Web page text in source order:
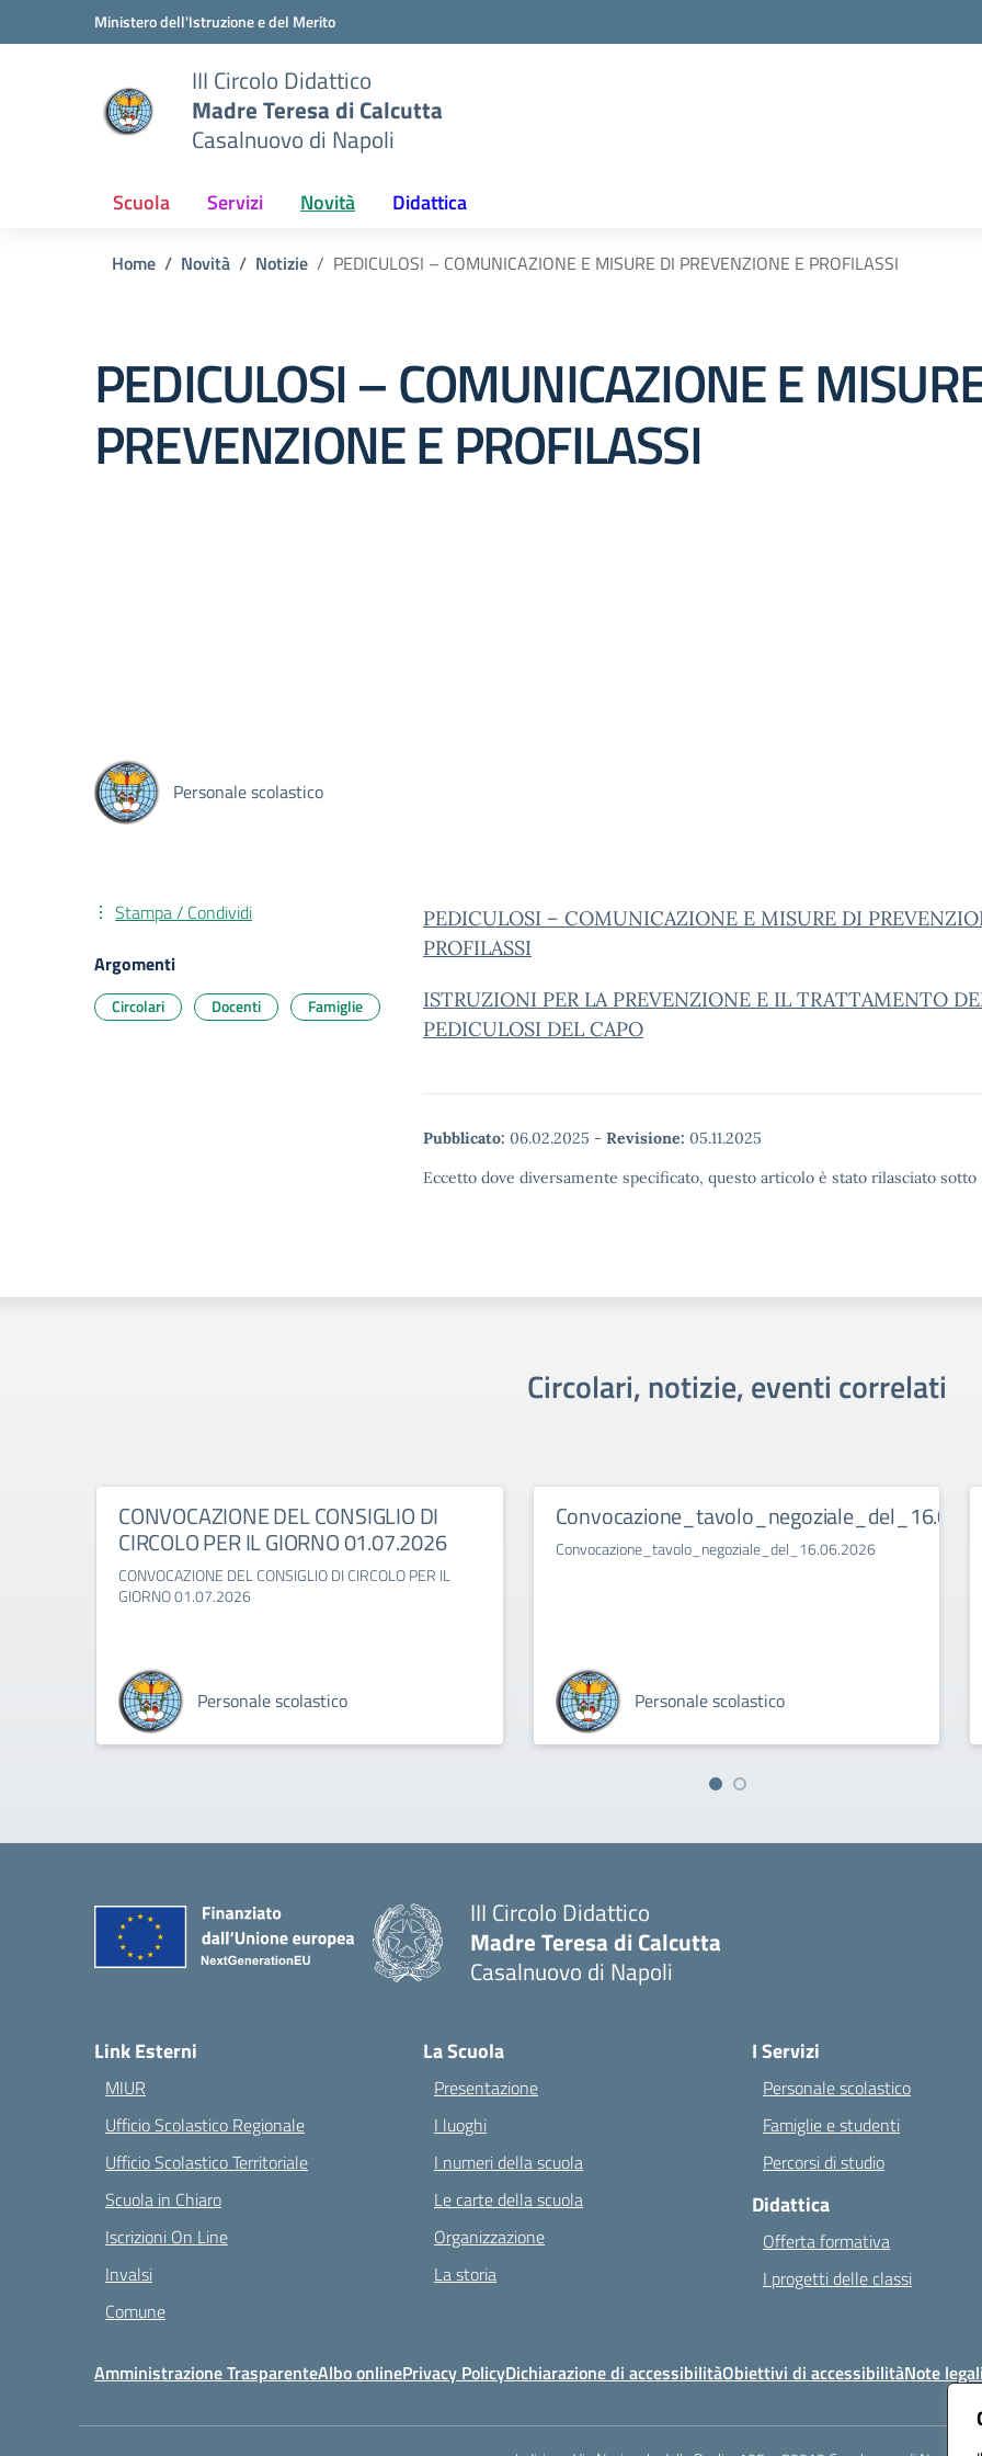
Vai ai contenuti
Vai al menu di navigazioneMinistero dell'Istruzione e del Merito
III Circolo Didattico
Madre Teresa di Calcutta
Casalnuovo di Napoli
Scuola Servizi Novità Didattica
Home Novità Notizie PEDICULOSI – COMUNICAZIONE E MISURE DI PREVENZIONE E PROFILASSI
PEDICULOSI – COMUNICAZIONE E
PREVENZIONE E PROFILASSI
Personale scolastico
PEDICULOSI – COMUNICAZIONE E MISURE DI
PROFILASSI
ISTRUZIONI PER LA PREVENZIONE E IL TRATTAMENTO
PEDICULOSI DEL CAPO
Pubblicato: 06.02.2025 - Revisione: 05.11.2025
Eccetto dove diversamente specificato, questo articolo è stato rilasciato
Stampa / Condividi
Argomenti
Circolari Docenti Famiglie
Circolari, notizie, eventi correlati
CONVOCAZIONE DEL CONSIGLIO DI
CIRCOLO PER IL GIORNO 01.07.2026
CONVOCAZIONE DEL CONSIGLIO DI CIRCOLO PER IL
GIORNO 01.07.2026
Personale scolastico
Convocazione_tavolo_negoziale_del_16.06.2026
Personale scolastico
III Circolo Didattico
Madre Teresa di Calcutta
Casalnuovo di Napoli
Link Esterni
MIUR
Ufficio Scolastico Regionale
Ufficio Scolastico Territoriale
Scuola in Chiaro
Iscrizioni On Line
Invalsi
Comune
La Scuola
Presentazione
I luoghi
I numeri della scuola
Le carte della scuola
Organizzazione
La storia
I Servizi
Personale scolastico
Famiglie e studenti
Percorsi di studio
Didattica
Offerta formativa
I progetti delle classi
Amministrazione TrasparenteAlbo onlinePrivacy PolicyDichiarazione di accessibilitàObiettivi di accessibilitàNote